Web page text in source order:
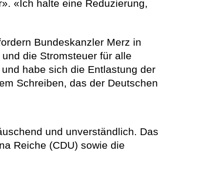
«Ich halte eine Reduzierung,
Bundeskanzler Merz in
die Stromsteuer für alle
habe sich die Entlastung der
Schreiben, das der Deutschen
und unverständlich. Das
Reiche (CDU) sowie die